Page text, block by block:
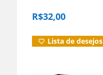
R$32,00
Lista de desejos